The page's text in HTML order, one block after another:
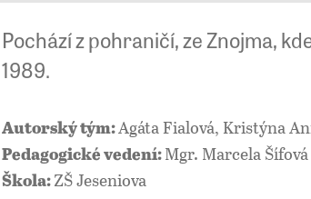
Pochází z pohraničí, ze Znojma,
1989.
Autorský tým:Agáta Fialová, Kristýna
Pedagogické vedení: Mgr. Marcela Šífová
Škola: ZŠ Jeseniova